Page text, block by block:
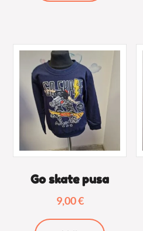
tootelehel.
Go skate pusa
9,00€